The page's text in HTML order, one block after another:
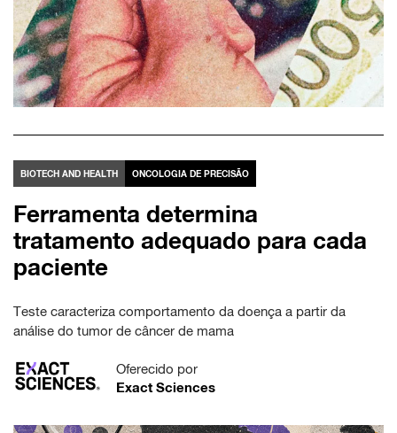
BIOTECH AND HEALTH ONCOLOGIA DE PRECISÃO
Ferramenta determina
tratamento adequado para cada
paciente
Teste caracteriza comportamento da doença a partir da
análise do tumor de câncer de mama
Oferecido por
Exact Sciences